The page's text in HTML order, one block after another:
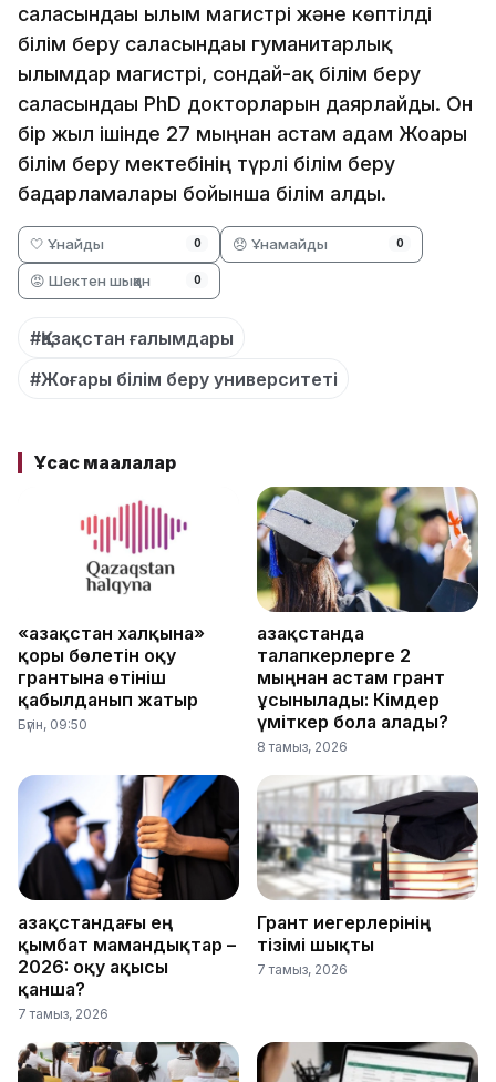
саласындағы ғылым магистрі және көптілді
білім беру саласындағы гуманитарлық
ғылымдар магистрі, сондай-ақ білім беру
саласындағы PhD докторларын даярлайды. Он
бір жыл ішінде 27 мыңнан астам адам Жоғары
білім беру мектебінің түрлі білім беру
бағдарламалары бойынша білім алды.
🤍 Ұнайды 0 😞 Ұнамайды 0
😡 Шектен шыққан 0
#Қазақстан ғалымдары
#Жоғары білім беру университеті
Ұқсас мақалалар
«Қазақстан халқына»
қоры бөлетін оқу
грантына өтініш
қабылданып жатыр
Бүгін, 09:50
Қазақстанда
талапкерлерге 2
мыңнан астам грант
ұсынылады: Кімдер
үміткер бола алады?
8 тамыз, 2026
Қазақстандағы ең
қымбат мамандықтар –
2026: оқу ақысы
қанша?
7 тамыз, 2026
Грант иегерлерінің
тізімі шықты
7 тамыз, 2026